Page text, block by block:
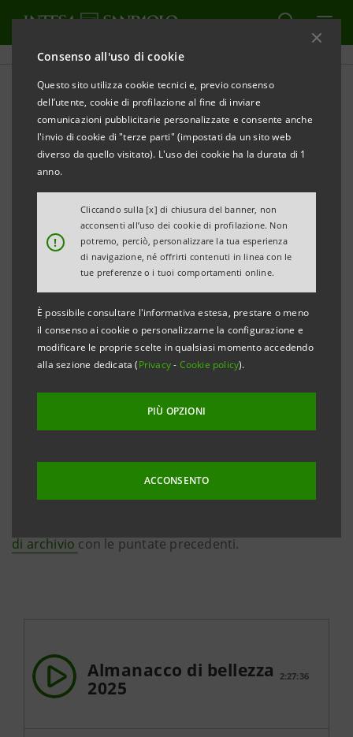
Consenso all'uso di cookie
Questo sito utilizza cookie tecnici e, previo consenso
dell’utente, cookie di profilazione al fine di inviare
comunicazioni pubblicitarie personalizzate e consente anche
l'invio di cookie di "terze parti" (impostati da un sito web
diverso da quello visitato). L'uso dei cookie ha la durata di 1
anno.
!
Cliccando sulla [x] di chiusura del banner, non
acconsenti all’uso dei cookie di profilazione. Non
potremo, perciò, personalizzare la tua esperienza
di navigazione, né offrirti contenuti in linea con le
tue preferenze o i tuoi comportamenti online.
È possibile consultare l'informativa estesa, prestare o meno
il consenso ai cookie o personalizzarne la configurazione e
modificare le proprie scelte in qualsiasi momento accedendo
alla sezione dedicata (Privacy- Cookie policy).
PIÙ OPZIONI
ACCONSENTO
Almanacco di bellezza: la
stagione 2025 con Classica
Una quinta stagione per continuare a celebrare
aneddoti, ricorrenze e grandi eventi del passato e
dall’attualità come la tradizione dell’almanacco ci
fra Intesa Sanpaolo On Air e Classica HD, il direttore
storie, grandi o piccole che siano, “tra divagazioni da
calendario e non solo”. Per scoprire le storie e le
di archivio con le puntate precedenti.
Almanacco di bellezza
2025
2:27:36